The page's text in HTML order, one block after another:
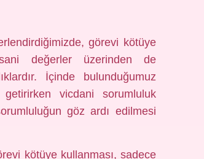
görevi kötüye
değerler üzerinden de
İçinde bulunduğumuz
vicdani sorumluluk
göz ardı edilmesi
kötüye kullanması, sadece